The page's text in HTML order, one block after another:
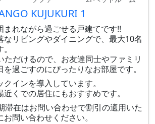
KUJUKURI 1
まれながら過ごせる戸建てです!!
なリビングやダイニングで、最大10名
ただけるので、お友達同士やファミリ
過ごすのにぴったりなお部屋です。
インを導入しています。
くでの居住にもおすすめです。
滞在はお問い合わせで割引の適用いた
問い合わせください。